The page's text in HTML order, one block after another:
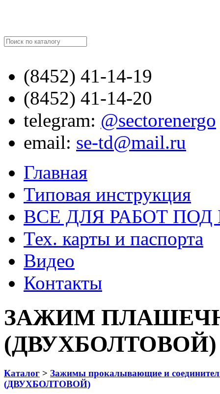
(8452) 41-14-19
(8452) 41-14-20
telegram: @sectorenergo
email: se-td@mail.ru
Главная
Типовая инструкция
ВСЕ ДЛЯ РАБОТ
Тех. карты и паспорта
Видео
Контакты
ЗАЖИМ
(ДВУХБОЛТОВОЙ)
Каталог > Зажимы прокалывающие и
(ДВУХБОЛТОВОЙ)